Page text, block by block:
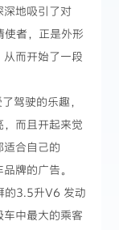
深地吸引了对
者，正是外形
而开始了一段
驾驶的乐趣，
而且开起来觉
适合自己的
牌的广告。
3.5升V6 发动
中最大的乘客